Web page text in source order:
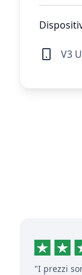
V3
"I prezzi